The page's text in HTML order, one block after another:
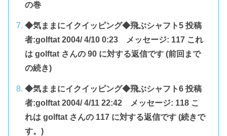
の巻
◆気ままにイクイッピング◆飛ぶシャフト5 投稿
者:golftat 2004/ 4/10 0:23 メッセージ: 117 これ
は golftat さんの 90 に対する返信です (前回まで
の続き)
◆気ままにイクイッピング◆飛ぶシャフト6 投稿
者:golftat 2004/ 4/11 22:42 メッセージ: 118 こ
れは golftat さんの 117 に対する返信です (続きで
す。)